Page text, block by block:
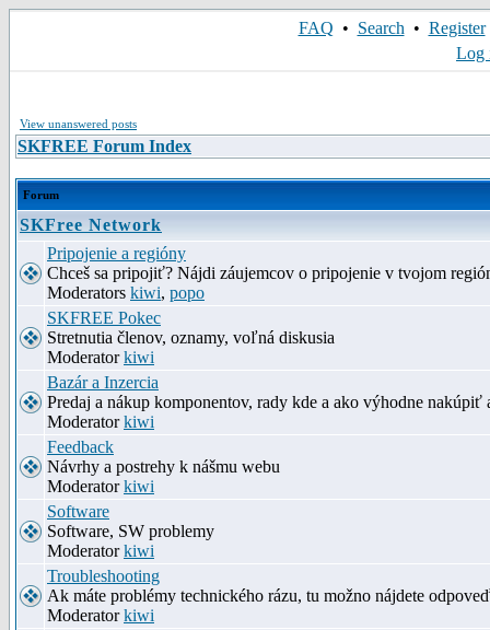
FAQ • Search • Register
Log
View unanswered posts
SKFREE Forum Index
Forum
SKFree Network
Pripojenie a regióny
Chceš sa pripojiť? Nájdi záujemcov o pripojenie v tvojom
Moderators kiwi, popo
SKFREE Pokec
Stretnutia členov, oznamy, voľná diskusia
Moderatorkiwi
Bazár a Inzercia
Predaj a nákup komponentov, rady kde a ako výhodne nakúpiť
Moderatorkiwi
Feedback
Návrhy a postrehy k nášmu webu
Moderatorkiwi
Software
Software, SW problemy
Moderatorkiwi
Troubleshooting
Ak máte problémy technického rázu, tu možno nájdete odpoveď
Moderatorkiwi